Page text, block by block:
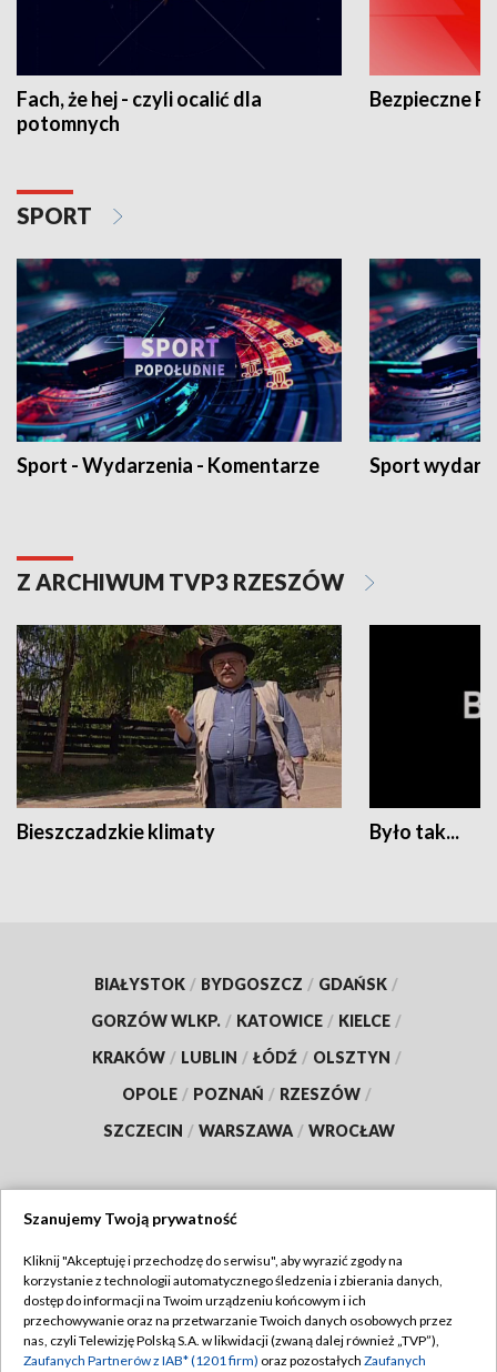
Fach, że hej - czyli ocalić dla
potomnych
Bezpieczne
SPORT
Sport - Wydarzenia - Komentarze Sport
Z ARCHIWUM TVP3 RZESZÓW
Bieszczadzkie klimaty Było tak...
BIAŁYSTOK / BYDGOSZCZ / GDAŃSK /
GORZÓW WLKP. / KATOWICE / KIELCE /
KRAKÓW / LUBLIN / ŁÓDŹ / OLSZTYN /
OPOLE / POZNAŃ / RZESZÓW /
SZCZECIN / WARSZAWA / WROCŁAW
TVP
Abonament TVP
Emisja w TVP
Regulamin TVP
Polityka prywatności
Szanujemy Twoją prywatność
Kliknij "Akceptuję i przechodzę do serwisu", aby wyrazić zgody na
korzystanie z technologii automatycznego śledzenia i zbierania danych,
dostęp do informacji na Twoim urządzeniu końcowym i ich
przechowywanie oraz na przetwarzanie Twoich danych osobowych przez
nas, czyli Telewizję Polską S.A. w likwidacji (zwaną dalej również „TVP”),
Zaufanych Partnerów z IAB* (1201 firm) oraz pozostałych Zaufanych